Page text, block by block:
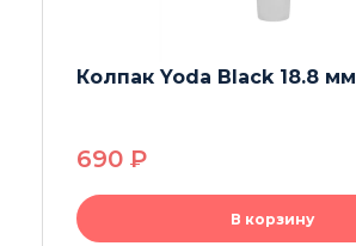
Колпак Yoda Black 18.8 мм
690 P
В корзину